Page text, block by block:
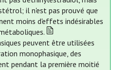
il n'est pas prouvé que
moins d'effets indésirables
peuvent être utilisées
monophasique, des
pendant la première moitié